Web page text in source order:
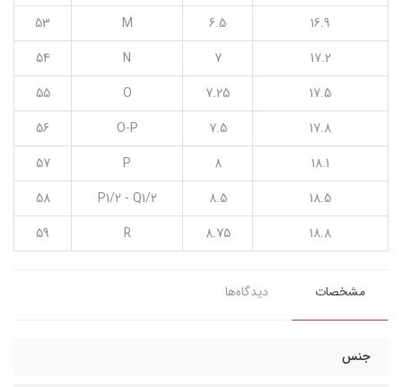
16.9
6.5
M
53
17.2
7
N
54
17.5
7.25
O
55
17.8
7.5
O-P
56
18.1
8
P
57
18.5
8.5
P1/2 - Q1/2
58
18.8
8.75
R
59
مشخصات دیدگاه‌ها
جنس